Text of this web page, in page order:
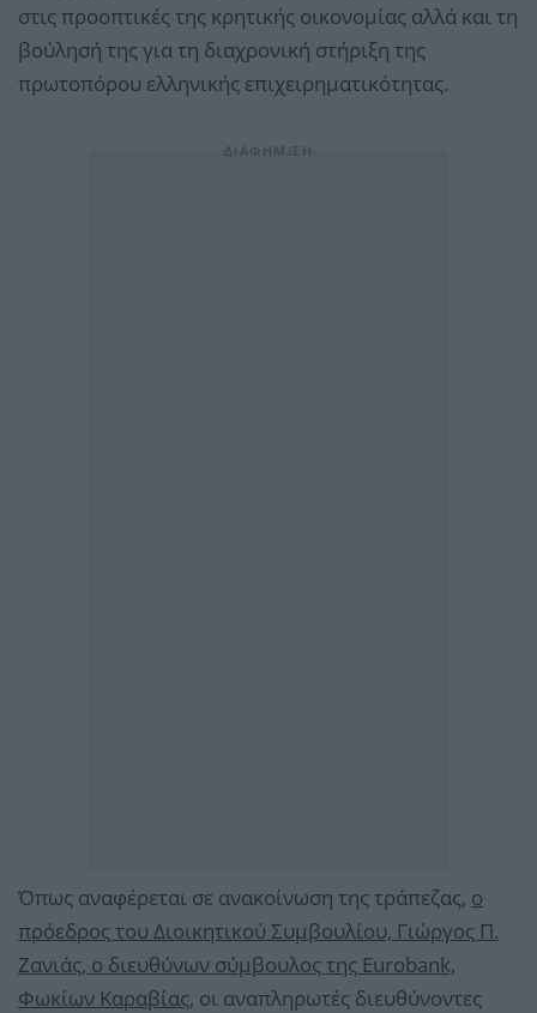
στις προοπτικές της κρητικής οικονομίας αλλά και τη
βούλησή της για τη διαχρονική στήριξη της
πρωτοπόρου ελληνικής επιχειρηματικότητας.
Όπως αναφέρεται σε ανακοίνωση της τράπεζας, ο
πρόεδρος του Διοικητικού Συμβουλίου, Γιώργος Π.
Ζανιάς, ο διευθύνων σύμβουλος της Eurobank,
Φωκίων Καραβίας, οι αναπληρωτές διευθύνοντες